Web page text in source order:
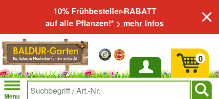
10% Frühbesteller-RABATT
auf alle Pflanzen!* > mehr Infos
Anmelden
Menu
0